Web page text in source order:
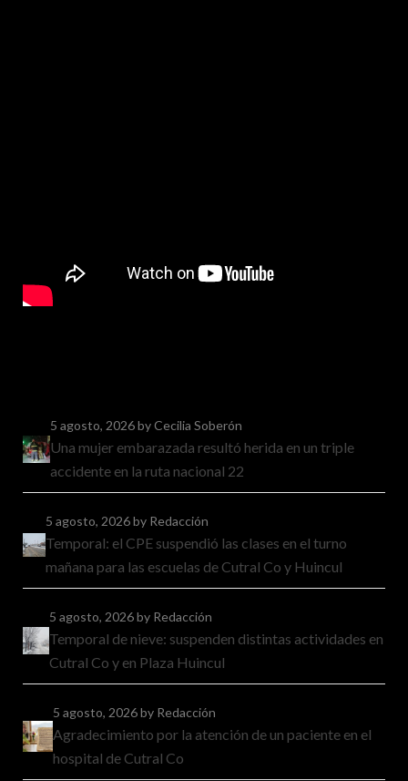
5 agosto, 2026by Cecilia Soberón
Una mujer embarazada resultó herida en un triple
accidente en la ruta nacional 22
5 agosto, 2026by Redacción
Temporal: el CPE suspendió las clases en el turno
mañana para las escuelas de Cutral Co y Huincul
5 agosto, 2026by Redacción
Temporal de nieve: suspenden distintas actividades en
Cutral Co y en Plaza Huincul
5 agosto, 2026by Redacción
Agradecimiento por la atención de un paciente en el
hospital de Cutral Co